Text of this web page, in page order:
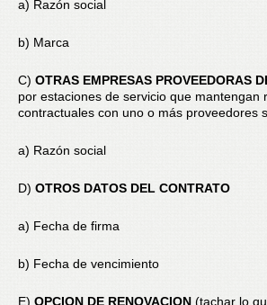
a) Razón social
b) Marca
C) OTRAS EMPRESAS PROVEEDORAS
por estaciones de servicio que mantengan
contractuales con uno o más proveedores
a) Razón social
D) OTROS DATOS DEL CONTRATO
a) Fecha de firma
b) Fecha de vencimiento
E) OPCION DE RENOVACION (tachar lo